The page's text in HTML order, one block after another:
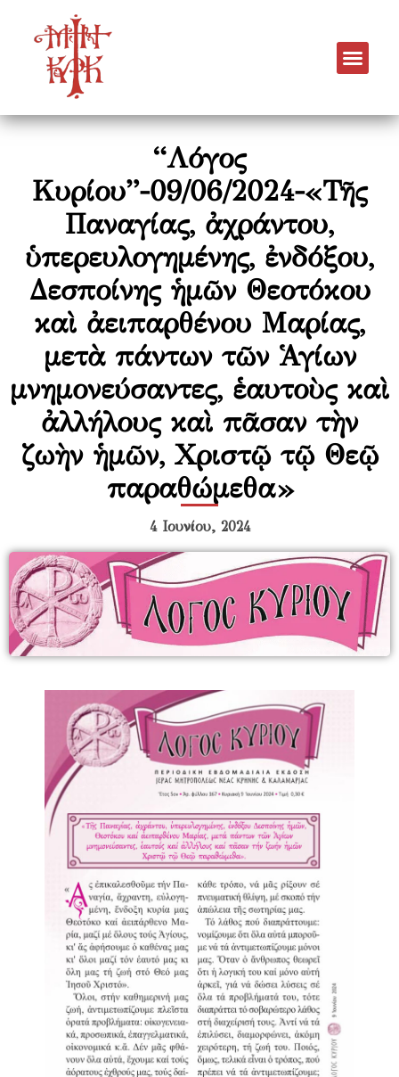
“Λόγος
Κυρίου”-09/06/2024-«Τῆς
Παναγίας, ἀχράντου,
ὑπερευλογημένης, ἐνδόξου,
Δεσποίνης ἡμῶν Θεοτόκου
καὶ ἀειπαρθένου Μαρίας,
μετὰ πάντων τῶν Ἁγίων
μνημονεύσαντες, ἑαυτοὺς καὶ
ἀλλήλους καὶ πᾶσαν τὴν
ζωὴν ἡμῶν, Χριστῷ τῷ Θεῷ
παραθώμεθα»
4 Ιουνίου, 2024